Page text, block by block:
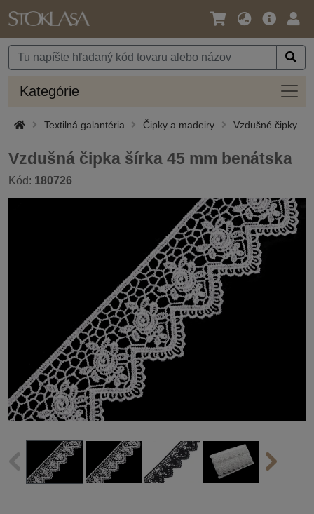
Jazyk
Mena
Hlavná
Kategórie
Textilná galantéria Čipky a madeiry Vzdušné čipky
Vzdušná čipka šírka 45 mm benátska
Kód: 180726